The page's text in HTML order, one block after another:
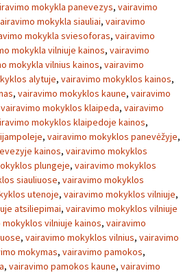
mokykla panevezys, vairavimo
mokykla siauliai, vairavimo
mokykla sviesoforas, vairavimo
mokykla vilniuje kainos, vairavimo
mokykla vilnius kainos, vairavimo
alytuje, vairavimo mokyklos kainos,
, vairavimo mokyklos kaune, vairavimo
vairavimo mokyklos klaipeda, vairavimo
mokyklos klaipedoje kainos,
, vairavimo mokyklos panevėžyje,
kainos, vairavimo mokyklos
plungeje, vairavimo mokyklos
siauliuose, vairavimo mokyklos
utenoje, vairavimo mokyklos vilniuje,
atsiliepimai, vairavimo mokyklos vilniuje
vilniuje kainos, vairavimo
, vairavimo mokyklos vilnius, vairavimo
mokymas, vairavimo pamokos,
, vairavimo pamokos kaune, vairavimo